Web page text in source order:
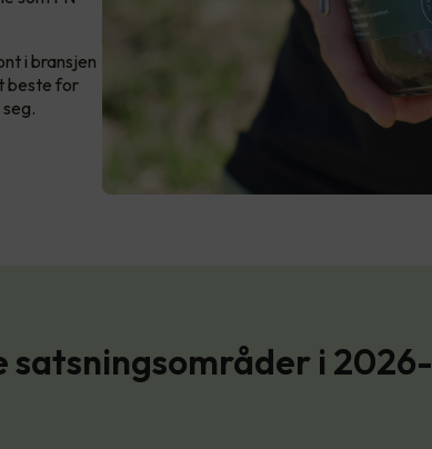
i bransjen
beste for
satsningsområder i 2026-